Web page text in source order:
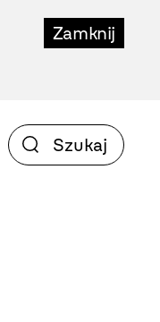
Zamknij